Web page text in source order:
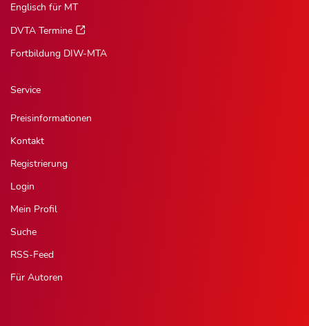
Englisch für MT
DVTA Termine
Fortbildung DIW-MTA
Service
Preisinformationen
Kontakt
Registrierung
Login
Mein Profil
Suche
RSS-Feed
Für Autoren